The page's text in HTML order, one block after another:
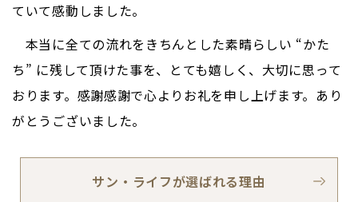
ていて感動しました。
本当に全ての流れをきちんとした素晴らしい “かた
ち” に残して頂けた事を、とても嬉しく、大切に思って
おります。感謝感謝で心よりお礼を申し上げます。あり
がとうございました。
サン・ライフが選ばれる理由